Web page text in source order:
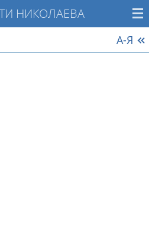
НИКОЛАЕВА
А-Я